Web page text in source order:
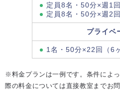
定員8名・50分×週1
定員8名・50分×週2
プライベ
1名・50分×22回（6
※料金プランは一例です。条件によ
際の料金については直接教室までお